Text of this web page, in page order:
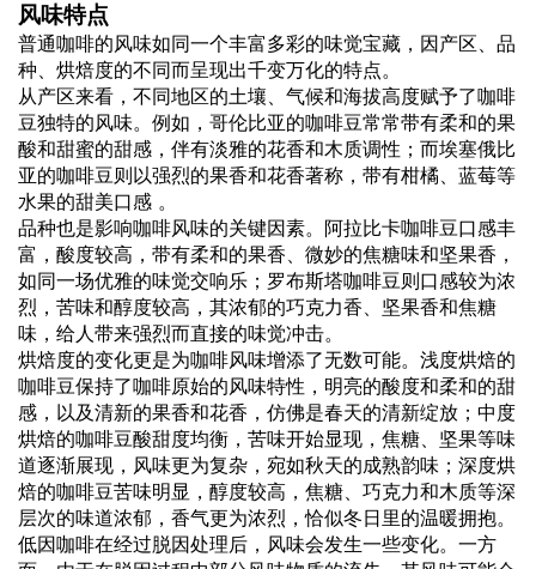
风味特点
普通咖啡的风味如同一个丰富多彩的味觉宝藏，因产区、品
种、烘焙度的不同而呈现出千变万化的特点。
从产区来看，不同地区的土壤、气候和海拔高度赋予了咖啡
豆独特的风味。例如，哥伦比亚的咖啡豆常常带有柔和的果
酸和甜蜜的甜感，伴有淡雅的花香和木质调性；而埃塞俄比
亚的咖啡豆则以强烈的果香和花香著称，带有柑橘、蓝莓等
水果的甜美口感 。
品种也是影响咖啡风味的关键因素。阿拉比卡咖啡豆口感丰
富，酸度较高，带有柔和的果香、微妙的焦糖味和坚果香，
如同一场优雅的味觉交响乐；罗布斯塔咖啡豆则口感较为浓
烈，苦味和醇度较高，其浓郁的巧克力香、坚果香和焦糖
味，给人带来强烈而直接的味觉冲击。
烘焙度的变化更是为咖啡风味增添了无数可能。浅度烘焙的
咖啡豆保持了咖啡原始的风味特性，明亮的酸度和柔和的甜
感，以及清新的果香和花香，仿佛是春天的清新绽放；中度
烘焙的咖啡豆酸甜度均衡，苦味开始显现，焦糖、坚果等味
道逐渐展现，风味更为复杂，宛如秋天的成熟韵味；深度烘
焙的咖啡豆苦味明显，醇度较高，焦糖、巧克力和木质等深
层次的味道浓郁，香气更为浓烈，恰似冬日里的温暖拥抱。
低因咖啡在经过脱因处理后，风味会发生一些变化。一方